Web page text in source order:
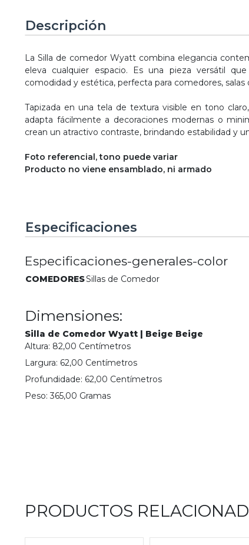
Descripción
La Silla de comedor Wyatt combina elegancia
eleva cualquier espacio. Es una pieza versátil
comodidad y estética, perfecta para comedores, salas
Tapizada en una tela de textura visible en tono
adapta fácilmente a decoraciones modernas o
crean un atractivo contraste, brindando estabilidad y
Foto referencial, tono puede variar
Producto no viene ensamblado, ni armado
Especificaciones
Especificaciones-generales-color
COMEDORESSillas de Comedor
Dimensiones:
Silla de Comedor Wyatt | Beige Beige
Altura: 82,00 Centímetros
Largura: 62,00 Centímetros
Profundidade: 62,00 Centímetros
Peso:365,00 Gramas
PRODUCTOS